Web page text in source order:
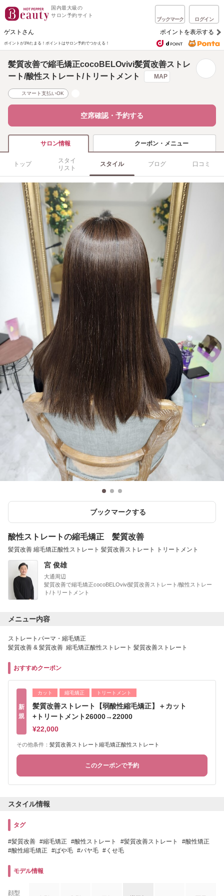
国内最大級の
サロン予約サイト
ブックマーク ログイン
ゲストさん ポイントを表示する
ポイントが1%たまる！ ポイントはサロン予約でつかえる！
髪質改善で縮毛矯正cocoBELOvivi髪質改善ストレ
ート/酸性ストレート/トリートメント
MAP
スマート支払いOK
空席確認・予約する
サロン情報 クーポン・メニュー
トップ
スタイ
リスト
スタイル ブログ 口コミ
ブックマークする
酸性ストレートの縮毛矯正 髪質改善
髪質改善 縮毛矯正酸性ストレート 髪質改善ストレート トリートメント
宮 俊雄
大通周辺
髪質改善で縮毛矯正cocoBELOvivi髪質改善ストレート/酸性ストレー
ト/トリートメント
メニュー内容
ストレートパーマ・縮毛矯正
髪質改善 & 髪質改善 縮毛矯正酸性ストレート 髪質改善ストレート
おすすめクーポン
新
規
カット 縮毛矯正 トリートメント
髪質改善ストレート【弱酸性縮毛矯正】＋カット
+トリートメント26000→22000
¥22,000
その他条件： 髪質改善ストレート縮毛矯正酸性ストレート
このクーポンで予約
スタイル情報
タグ
髪質改善 縮毛矯正 酸性ストレート 髪質改善ストレート
酸性矯正
酸性縮毛矯正
ぱや毛 パヤ毛 くせ毛
モデル情報
顔型